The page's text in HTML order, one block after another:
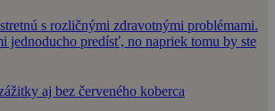
s rozličnými zdravotnými problémami.
jednoducho predísť, no napriek tomu by ste